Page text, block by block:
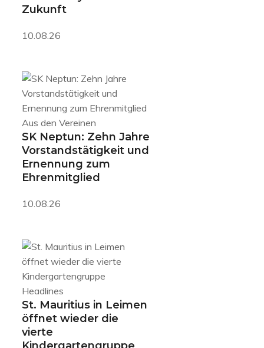
Zukunft
10.08.26
Aus den Vereinen
SK Neptun: Zehn Jahre
Vorstandstätigkeit und
Ernennung zum
Ehrenmitglied
10.08.26
Headlines
St. Mauritius in Leimen
öffnet wieder die
vierte
Kindergartengruppe